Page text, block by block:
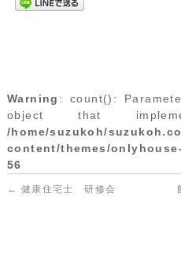
Warning : count():
object that
/home/suzukoh/
content/themes/
56
← 健康住宅士 研修会